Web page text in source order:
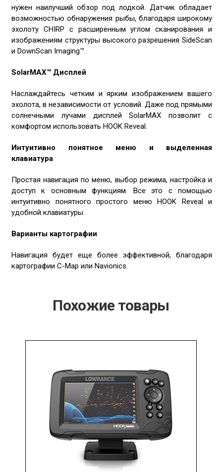
нужен наилучший обзор под лодкой. Датчик обладает
возможностью обнаружения рыбы, благодаря широкому
эхолоту CHIRP с расширенным углом сканирования и
изображениям структуры высокого разрешения SideScan
и DownScan Imaging™.
SolarMAX™ Дисплей
Наслаждайтесь четким и ярким изображением вашего
эхолота, в независимости от условий. Даже под прямыми
солнечными лучами дисплей SolarMAX позволит с
комфортом использовать HOOK Reveal.
Интуитивно понятное меню и выделенная
клавиатура
Простая навигация по меню, выбор режима, настройка и
доступ к основным функциям. Все это с помощью
интуитивно понятного простого меню HOOK Reveal и
удобной клавиатуры.
Варианты картографии
Навигация будет еще более эффективной, благодаря
картографии С-Map или Navionics.
Похожие товары